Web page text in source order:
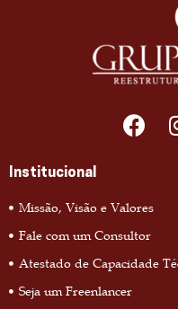
Institucional
Missão, Visão e Valores
Fale com um Consultor
Atestado de Capacidade
Seja um Freenlancer